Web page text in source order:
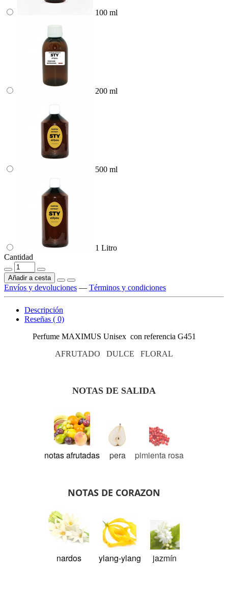
100 ml
200 ml
500 ml
1 Litro
Cantidad
Añadir a cesta
Envíos y devoluciones — Términos y condiciones
Descripción
Reseñas ( 0)
Perfume MAXIMUS Unisex con referencia G451
AFRUTADO DULCE FLORAL
NOTAS DE SALIDA
notas afrutadas pera pimienta rosa
NOTAS DE CORAZON
nardos ylang-ylang jazmín